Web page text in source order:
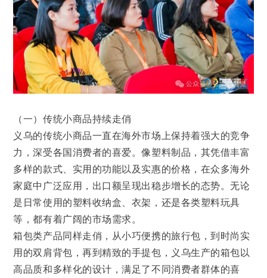
（一）传统小商品持续走俏
义乌的传统小商品一直在海外市场上保持着强大的竞争
力，深受各国消费者的喜爱。像塑料制品，其凭借丰富
多样的款式、实用的功能以及实惠的价格，在众多海外
家庭中广泛应用，出口额呈现出稳步增长的态势。无论
是日常使用的塑料收纳盒、衣架，还是各类塑料玩具
等，都有着广阔的市场需求。
箱包类产品同样走俏，从小巧便携的旅行包，到时尚实
用的双肩背包，再到精致的手提包，义乌生产的箱包以
高品质和多样化的设计，满足了不同消费者群体的喜